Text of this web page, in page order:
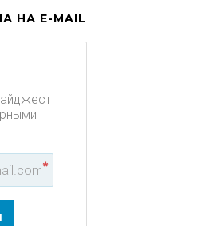
НА E-MAIL
*